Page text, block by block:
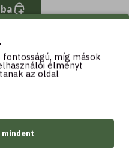
míg mások
élményt
az oldal
mindent